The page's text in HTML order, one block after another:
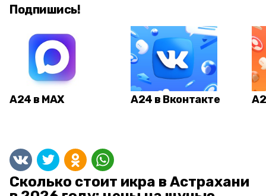
Подпишись!
А24 в MAX А24 в Вконтакте
Сколько стоит икра в Астрахани